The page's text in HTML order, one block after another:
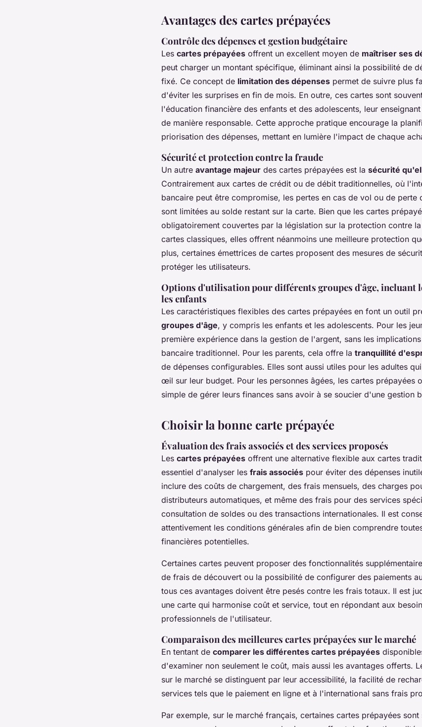
Avantages des cartes prépayées
Contrôle des dépenses et gestion budgétaire
Les cartes prépayées offrent un excellent moyen de maîtriser ses
peut charger un montant spécifique, éliminant ainsi la possibilité de
fixé. Ce concept de limitation des dépenses permet de suivre plus
d'éviter les surprises en fin de mois. En outre, ces cartes sont
l'éducation financière des enfants et des adolescents, leur
de manière responsable. Cette approche pratique encourage la
priorisation des dépenses, mettant en lumière l'impact de chaque
Sécurité et protection contre la fraude
Un autre avantage majeur des cartes prépayées est la sécurité
Contrairement aux cartes de crédit ou de débit traditionnelles, où
bancaire peut être compromise, les pertes en cas de vol ou de perte
sont limitées au solde restant sur la carte. Bien que les cartes
obligatoirement couvertes par la législation sur la protection contre
cartes classiques, elles offrent néanmoins une meilleure protection
plus, certaines émettrices de cartes proposent des mesures de
protéger les utilisateurs.
Options d'utilisation pour différents groupes d'âge, incluant
les enfants
Les caractéristiques flexibles des cartes prépayées en font un outil
groupes d'âge, y compris les enfants et les adolescents. Pour les
première expérience dans la gestion de l'argent, sans les
bancaire traditionnel. Pour les parents, cela offre la tranquillité
de dépenses configurables. Elles sont aussi utiles pour les adultes
œil sur leur budget. Pour les personnes âgées, les cartes prépayées
simple de gérer leurs finances sans avoir à se soucier d'une gestion
Choisir la bonne carte prépayée
Évaluation des frais associés et des services proposés
Les cartes prépayées offrent une alternative flexible aux cartes
essentiel d'analyser les frais associés pour éviter des dépenses
inclure des coûts de chargement, des frais mensuels, des charges
distributeurs automatiques, et même des frais pour des services
consultation de soldes ou des transactions internationales. Il est
attentivement les conditions générales afin de bien comprendre
financières potentielles.
Certaines cartes peuvent proposer des fonctionnalités
de frais de découvert ou la possibilité de configurer des paiements
tous ces avantages doivent être pesés contre les frais totaux. Il est
une carte qui harmonise coût et service, tout en répondant aux
professionnels de l'utilisateur.
Comparaison des meilleures cartes prépayées sur le marché
En tentant de comparer les différentes cartes prépayées
d'examiner non seulement le coût, mais aussi les avantages offerts.
sur le marché se distinguent par leur accessibilité, la facilité de
services tels que le paiement en ligne et à l'international sans frais
Par exemple, sur le marché français, certaines cartes prépayées sont